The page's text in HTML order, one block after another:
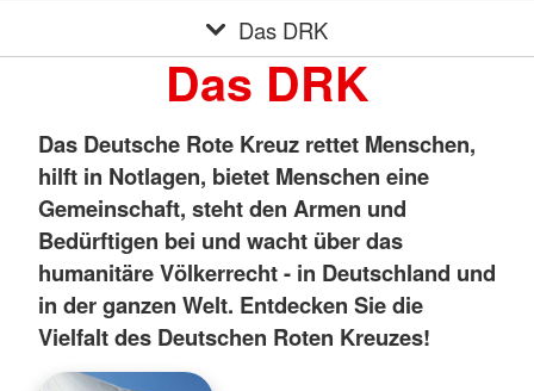
Das DRK
Das DRK
Das Deutsche Rote Kreuz rettet Menschen,
hilft in Notlagen, bietet Menschen eine
Gemeinschaft, steht den Armen und
Bedürftigen bei und wacht über das
humanitäre Völkerrecht - in Deutschland und
in der ganzen Welt. Entdecken Sie die
Vielfalt des Deutschen Roten Kreuzes!